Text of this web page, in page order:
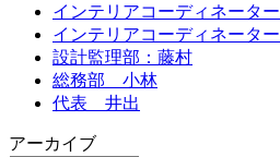
インテリアコーディネータ
インテリアコーディネータ
設計監理部：藤村
総務部 小林
代表 井出
アーカイブ